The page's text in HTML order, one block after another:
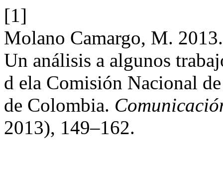
[1]
Molano Camargo, M.
Un análisis a algunos
d ela Comisión Nacional
de Colombia.
2013), 149–162.